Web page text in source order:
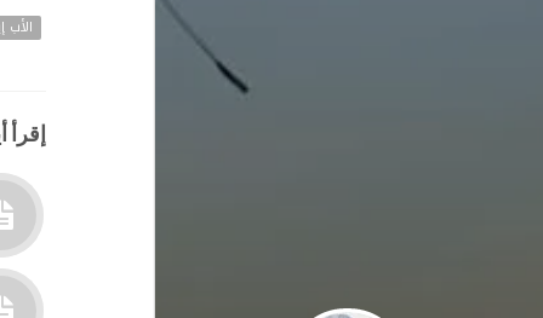
الأب
إقرأ